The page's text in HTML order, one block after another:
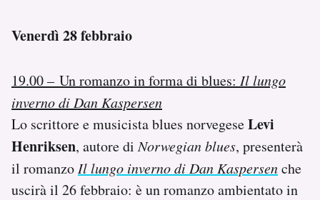
Venerdì 28 febbraio
19.00 – Un romanzo in forma di blues: Il lungo
inverno di Dan Kaspersen
Lo scrittore e musicista blues norvegeseLevi
Henriksen, autore diNorwegian blues, presenterà
il romanzo Il lungo inverno di Dan Kaspersenche
uscirà il 26 febbraio: è un romanzo ambientato in